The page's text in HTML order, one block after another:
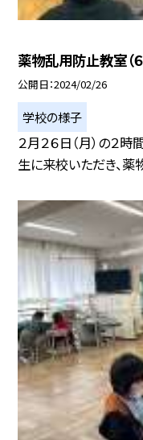
薬物乱用防止教室（
公開日 2024/02/26
学校の様子
２月２６日（月）の２
生に来校いただき、薬